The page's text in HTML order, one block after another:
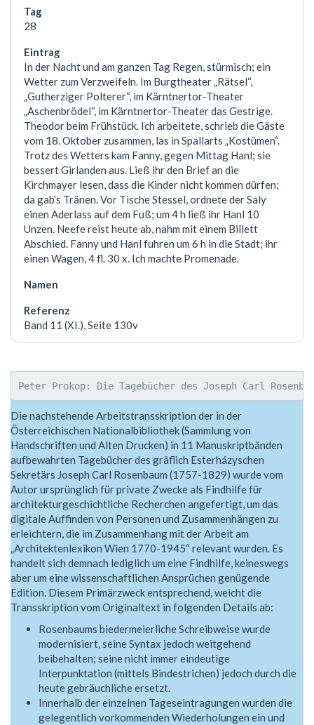
28
In der Nacht und am ganzen Tag Regen, stürmisch; ein
Wetter zum Verzweifeln. Im Burgtheater „Rätsel“,
„Gutherziger Polterer“, im Kärntnertor-Theater
„Aschenbrödel“, im Kärntnertor-Theater das Gestrige.
Theodor beim Frühstück. Ich arbeitete, schrieb die Gäste
vom 18. Oktober zusammen, las in Spallarts „Kostümen“.
Trotz des Wetters kam Fanny, gegen Mittag Hanl; sie
bessert Girlanden aus. Ließ ihr den Brief an die
Kirchmayer lesen, dass die Kinder nicht kommen dürfen;
da gab’s Tränen. Vor Tische Stessel, ordnete der Saly
einen Aderlass auf dem Fuß; um 4 h ließ ihr Hanl 10
Unzen. Neefe reist heute ab, nahm mit einem Billett
Abschied. Fanny und Hanl fuhren um 6 h in die Stadt; ihr
einen Wagen, 4 fl. 30 x. Ich machte Promenade.
Band 11 (XI.), Seite 130v
Die nachstehende Arbeitstransskription der in der
Österreichischen Nationalbibliothek (Sammlung von
Handschriften und Alten Drucken) in 11 Manuskriptbänden
aufbewahrten Tagebücher des gräflich Esterházyschen
Sekretärs Joseph Carl Rosenbaum (1757-1829) wurde vom
Autor ursprünglich für private Zwecke als Findhilfe für
architekturgeschichtliche Recherchen angefertigt, um das
digitale Auffinden von Personen und Zusammenhängen zu
erleichtern, die im Zusammenhang mit der Arbeit am
„Architektenlexikon Wien 1770-1945“ relevant wurden. Es
handelt sich demnach lediglich um eine Findhilfe, keineswegs
aber um eine wissenschaftlichen Ansprüchen genügende
Edition. Diesem Primärzweck entsprechend, weicht die
Transskription vom Originaltext in folgenden Details ab:
Rosenbaums biedermeierliche Schreibweise wurde
modernisiert, seine Syntax jedoch weitgehend
beibehalten; seine nicht immer eindeutige
Interpunktation (mittels Bindestrichen) jedoch durch die
heute gebräuchliche ersetzt.
Innerhalb der einzelnen Tageseintragungen wurden die
gelegentlich vorkommenden Wiederholungen ein und